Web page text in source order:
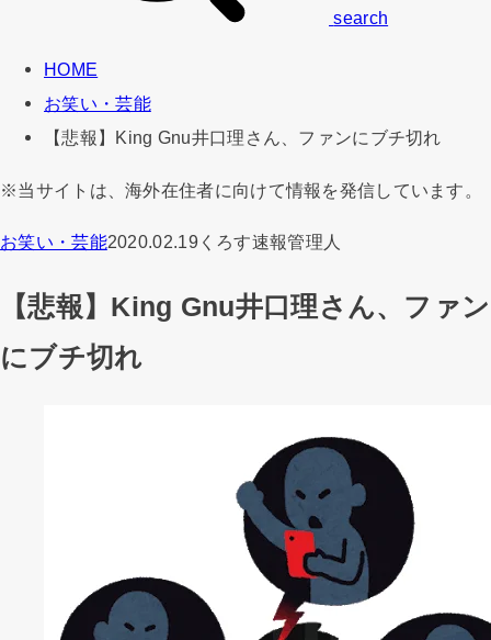
search
HOME
お笑い・芸能
【悲報】King Gnu井口理さん、ファンにブチ切れ
※当サイトは、海外在住者に向けて情報を発信しています。
お笑い・芸能2020.02.19 くろす速報管理人
【悲報】King Gnu井口理さん、ファン
にブチ切れ